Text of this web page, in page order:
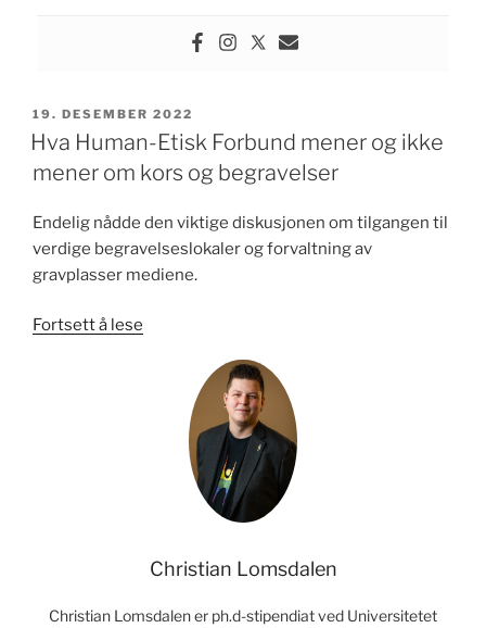
PUBLISERT
19. DESEMBER 2022
Hva Human-Etisk Forbund mener og ikke
mener om kors og begravelser
Endelig nådde den viktige diskusjonen om tilgangen til
verdige begravelseslokaler og forvaltning av
gravplasser mediene.
Fortsett å lese
Forbund
mener
kors
begravelser»
Christian Lomsdalen
Christian Lomsdalen er ph.d-stipendiat ved Universitetet